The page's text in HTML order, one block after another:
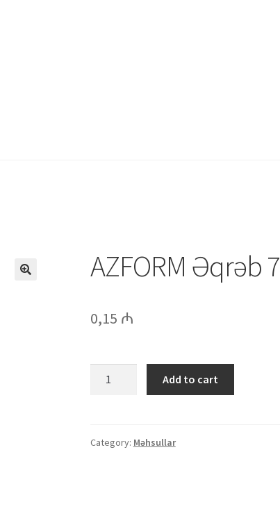
AZFORM Əqrəb 7
0,15 ₼
Add to cart
Category: Məhsullar